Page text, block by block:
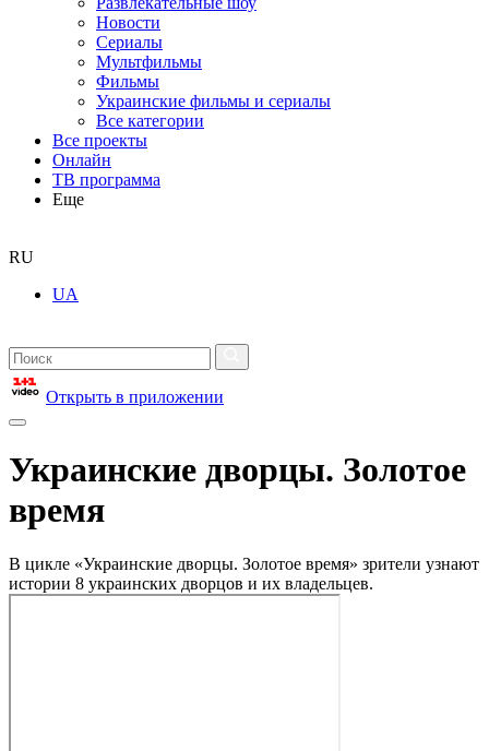
Новости
Сериалы
Мультфильмы
Фильмы
Украинские фильмы и сериалы
Все категории
Все проекты
Онлайн
ТВ программа
Еще
RU
UA
Открыть в приложении
Украинские дворцы. Золотое
время
В цикле «Украинские дворцы. Золотое время» зрители узнают
истории 8 украинских дворцов и их владельцев.